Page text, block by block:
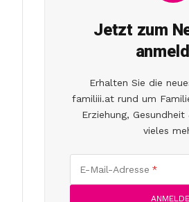
Jetzt zum
Erhalten Sie die
familiii.at rund um
Erziehung, Gesundheit
vieles
E-Mail-Adresse